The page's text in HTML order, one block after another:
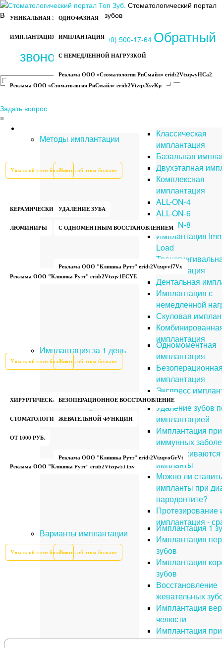
Стоматологический портал
Всё об имплантации и лечении зубов
ВходилиРегистрация 8 (800) 500-17-64 Обратный
звонок
Задать вопрос
≡
Методы имплантации
Классическая
имплантация
Базальная
Двухэтапная
Комплексная
имплантация
ALL-ON-4
ALL-ON-6
ALL-ON-8
Имплантация
Load
имплантация
Дентальная
Имплантация с
немедленной
Скуловая
имплантация
Имплантация за 1 день
Одномоментная
имплантация
имплантация
Экспресс
Памятка перед
имплантацией
Удаление зубов
имплантацией
Имплантация при
иммунных
Как
импланты
Можно ли ставить
импланты при
пародонтите?
Протезирование
имплантация -
Варианты имплантации
Имплантация 1
Имплантация
зубов
Имплантация
зубов
Восстановление
жевательных
Имплантация
челюсти
Имплантация при
атрофии
УНИКАЛЬНАЯ ЭКСПРЕСС
ИМПЛАНТАЦИЯ ЗА 3 ДНЯ
Реклама ООО «Стоматология РиСмайл» erid:2VtzqxXsvKp
Узнать об этом больше
КЕРАМИЧЕСКИЕ
ЛЮМИНИРЫ
Реклама ООО "Клиника Рутт" erid:2Vtzqv1ECYE
Узнать об этом больше
ХИРУРГИЧЕСКАЯ
СТОМАТОЛОГИЯ
ОТ 1000 РУБ.
Реклама ООО "Клиника Рутт" erid:2Vtzqw51Tzv
Узнать об этом больше
ОДНОФАЗНАЯ
ИМПЛАНТАЦИЯ
С НЕМЕДЛЕННОЙ НАГРУЗКОЙ
Реклама ООО «Стоматология РиСмайл» erid:2VtzqwyHCa2
Узнать об этом больше
УДАЛЕНИЕ ЗУБА
С ОДНОМЕНТНЫМ ВОССТАНОВЛЕНИЕМ
Реклама ООО "Клиника Рутт" erid:2Vtzqvvf7Vx
Узнать об этом больше
БЕЗОПЕРАЦИОННОЕ ВОССТАНОВЛЕНИЕ
ЖЕВАТЕЛЬНОЙ ФУНКЦИИ
Реклама ООО "Клиника Рутт" erid:2VtzqvoGrVt
Узнать об этом больше